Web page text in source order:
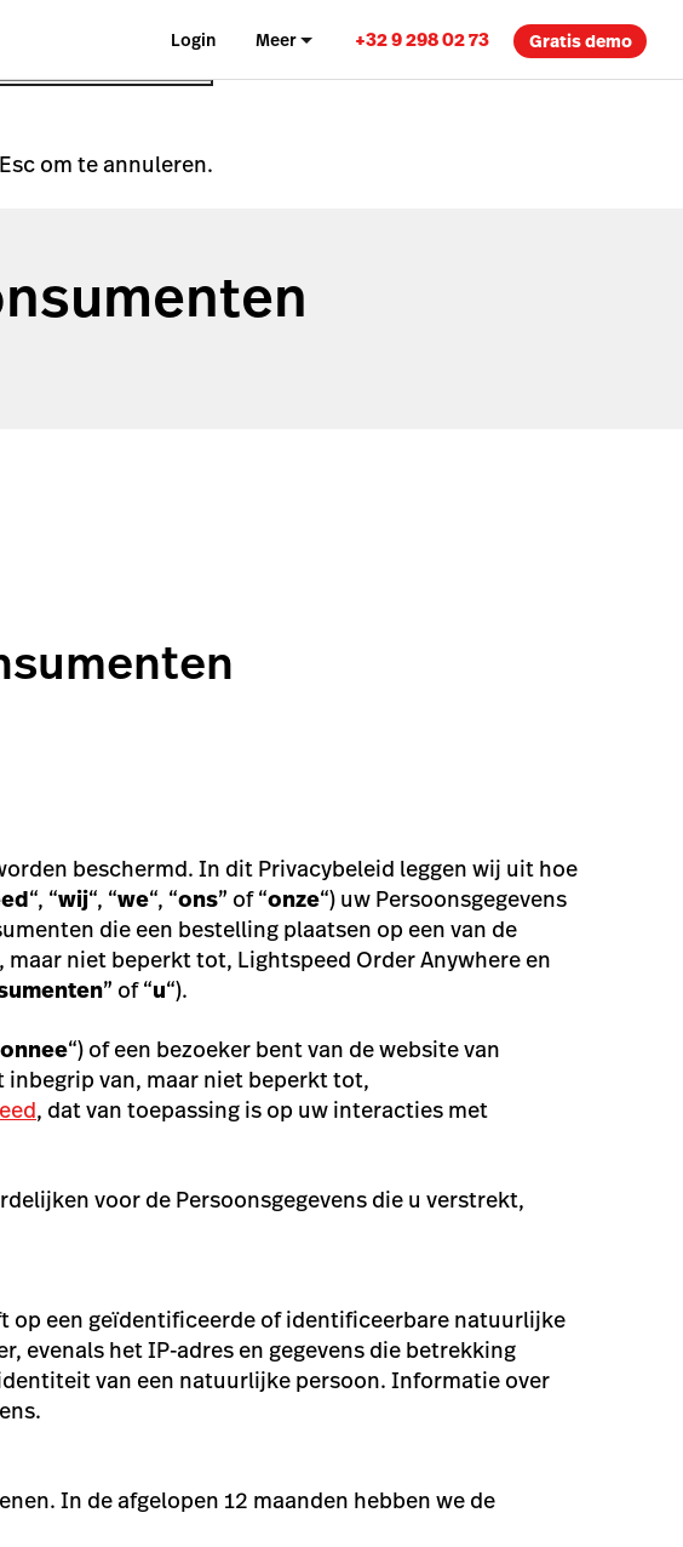
Login Meer +32 9 298 02 73 Gratis demo
om te annuleren.
beschermd. In dit Privacybeleid leggen wij uit hoe
“, “wij“, “we“, “ons” of “onze“) uw Persoonsgegevens
die een bestelling plaatsen op een van de
niet beperkt tot, Lightspeed Order Anywhere en
” of “u“).
“) of een bezoeker bent van de website van
inbegrip van, maar niet beperkt tot,
, dat van toepassing is op uw interacties met
voor de Persoonsgegevens die u verstrekt,
op een geïdentificeerde of identificeerbare natuurlijke
evenals het IP-adres en gegevens die betrekking
van een natuurlijke persoon. Informatie over
In de afgelopen 12 maanden hebben we de